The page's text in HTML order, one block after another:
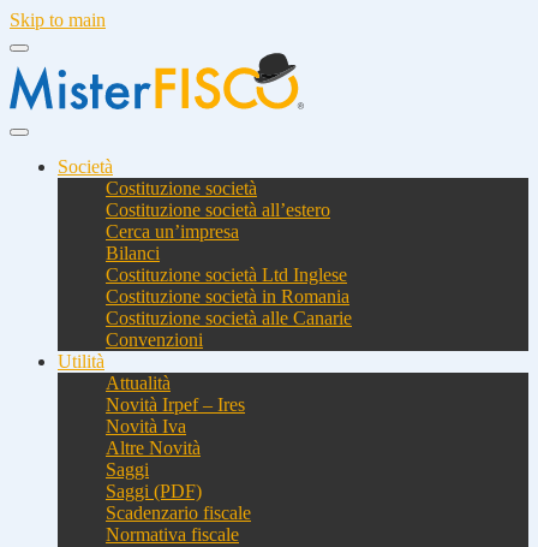
Skip to main
Società
Costituzione società
Costituzione società all’estero
Cerca un’impresa
Bilanci
Costituzione società Ltd Inglese
Costituzione società in Romania
Costituzione società alle Canarie
Convenzioni
Utilità
Attualità
Novità Irpef – Ires
Novità Iva
Altre Novità
Saggi
Saggi (PDF)
Scadenzario fiscale
Normativa fiscale